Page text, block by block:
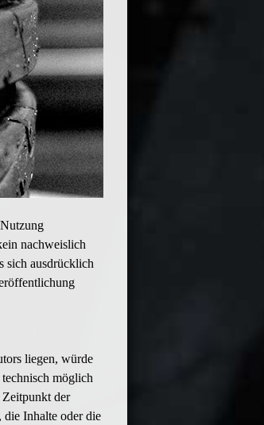
nachweislich
sich ausdrücklich
liegen, würde
möglich
der
Inhalte oder die